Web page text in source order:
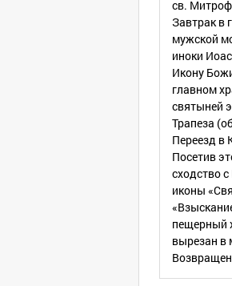
св.
Завтрак в
мужской
иноки
Икону
главном
святыней
Трапеза
Переезд в
Посетив
сходство
иконы
пещерный
вырезан в